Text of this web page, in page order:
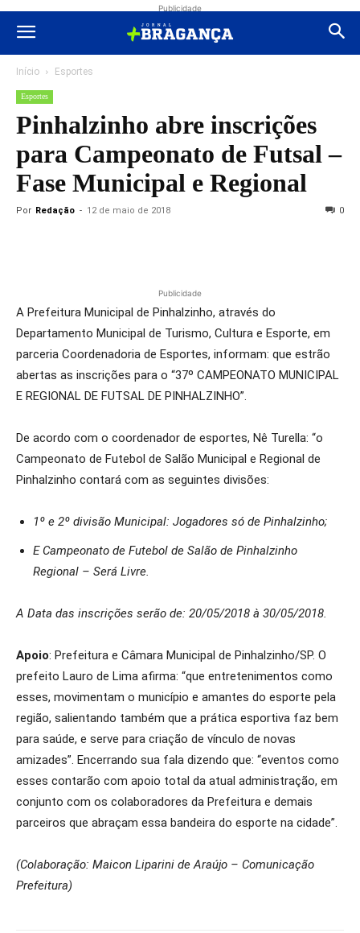
Publicidade
Início Esportes
Esportes
Pinhalzinho abre inscrições
para Campeonato de Futsal –
Fase Municipal e Regional
Por Redação - 12 de maio de 2018 0
Publicidade
A Prefeitura Municipal de Pinhalzinho, através do
Departamento Municipal de Turismo, Cultura e Esporte, em
parceria Coordenadoria de Esportes, informam: que estrão
abertas as inscrições para o “37º CAMPEONATO MUNICIPAL
E REGIONAL DE FUTSAL DE PINHALZINHO”.
De acordo com o coordenador de esportes, Nê Turella: “o
Campeonato de Futebol de Salão Municipal e Regional de
Pinhalzinho contará com as seguintes divisões:
1º e 2º divisão Municipal: Jogadores só de Pinhalzinho;
E Campeonato de Futebol de Salão de Pinhalzinho
Regional – Será Livre.
A Data das inscrições serão de: 20/05/2018 à 30/05/2018.
Apoio: Prefeitura e Câmara Municipal de Pinhalzinho/SP. O
prefeito Lauro de Lima afirma: “que entretenimentos como
esses, movimentam o município e amantes do esporte pela
região, salientando também que a prática esportiva faz bem
para saúde, e serve para criação de vínculo de novas
amizades”. Encerrando sua fala dizendo que: “eventos como
esses contarão com apoio total da atual administração, em
conjunto com os colaboradores da Prefeitura e demais
parceiros que abraçam essa bandeira do esporte na cidade”.
(Colaboração: Maicon Liparini de Araújo – Comunicação
Prefeitura)